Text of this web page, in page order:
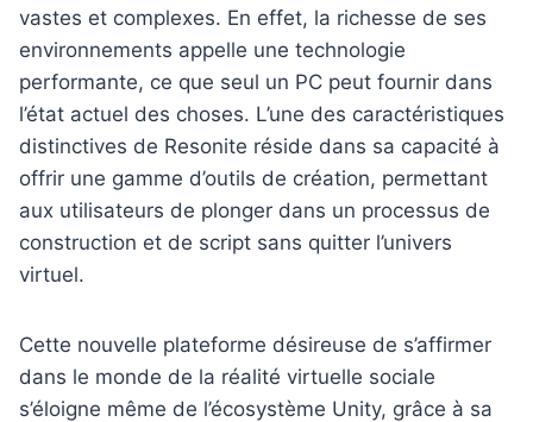
vastes et complexes. En effet, la richesse de ses
environnements appelle une technologie
performante, ce que seul un PC peut fournir dans
l’état actuel des choses. L’une des caractéristiques
distinctives de Resonite réside dans sa capacité à
offrir une gamme d’outils de création, permettant
aux utilisateurs de plonger dans un processus de
construction et de script sans quitter l’univers
virtuel.
Cette nouvelle plateforme désireuse de s’affirmer
dans le monde de la réalité virtuelle sociale
s’éloigne même de l’écosystème Unity, grâce à sa